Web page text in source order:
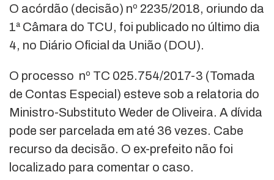
O acórdão (decisão) nº 2235/2018, oriundo da
1ª Câmara do TCU, foi publicado no último dia
4, no Diário Oficial da União (DOU).
O processo nº TC 025.754/2017-3 (Tomada
de Contas Especial) esteve sob a relatoria do
Ministro-Substituto Weder de Oliveira. A dívida
pode ser parcelada em até 36 vezes. Cabe
recurso da decisão. O ex-prefeito não foi
localizado para comentar o caso.